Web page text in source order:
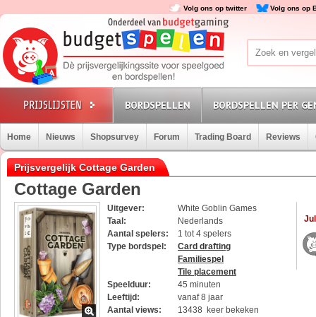
Volg ons op twitter Volg ons op
BORDSPELLEN BORDSPELLEN PER
Home Nieuws Shopsurvey Forum Trading Board Reviews
Prijsvergelijk Cottage Garden
Cottage Garden
Uitgever:
White Goblin Games
Taal:
Nederlands
Aantal spelers:
1 tot 4 spelers
Type bordspel:
Card drafting
Familiespel
Tile placement
Speelduur:
45 minuten
Leeftijd:
vanaf 8 jaar
Aantal views:
13438 keer bekeken